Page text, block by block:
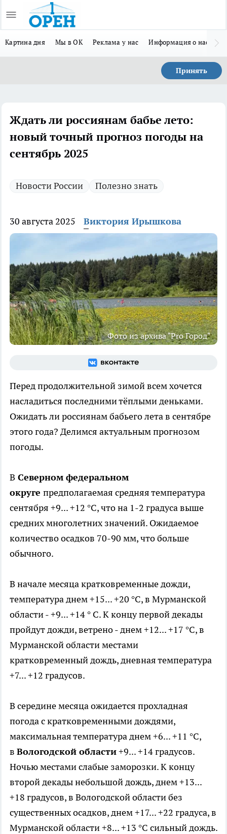
Картина дня Мы в ОК Реклама у нас Информация о нас
Принять
Ждать ли россиянам бабье лето:
новый точный прогноз погоды на
сентябрь 2025
Новости России Полезно знать
30 августа 2025 Виктория Ирышкова
Фото из архива "Pro Город"
Перед продолжительной зимой всем хочется
насладиться последними тёплыми деньками.
Ожидать ли россиянам бабьего лета в сентябре
этого года? Делимся актуальным прогнозом
погоды.
В Северном федеральном
округе предполагаемая средняя температура
сентября +9... +12 °С, что на 1-2 градуса выше
средних многолетних значений. Ожидаемое
количество осадков 70-90 мм, что больше
обычного.
В начале месяца кратковременные дожди,
температура днем +15... +20 °С, в Мурманской
области - +9... +14 ° С. К концу первой декады
пройдут дожди, ветрено - днем +12... +17 °С, в
Мурманской области местами
кратковременный дождь, дневная температура
+7... +12 градусов.
В середине месяца ожидается прохладная
погода с кратковременными дождями,
максимальная температура днем +6... +11 °С,
в Вологодской области+9... +14 градусов.
Ночью местами слабые заморозки. К концу
второй декады небольшой дождь, днем +13...
+18 градусов, в Вологодской области без
существенных осадков, днем +17... +22 градуса, в
Мурманской области +8... +13 °С сильный дождь.